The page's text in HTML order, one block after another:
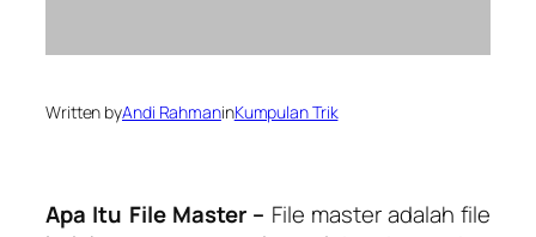
Written byAndi RahmaninKumpulan Trik
Apa Itu File Master – File master adalah file